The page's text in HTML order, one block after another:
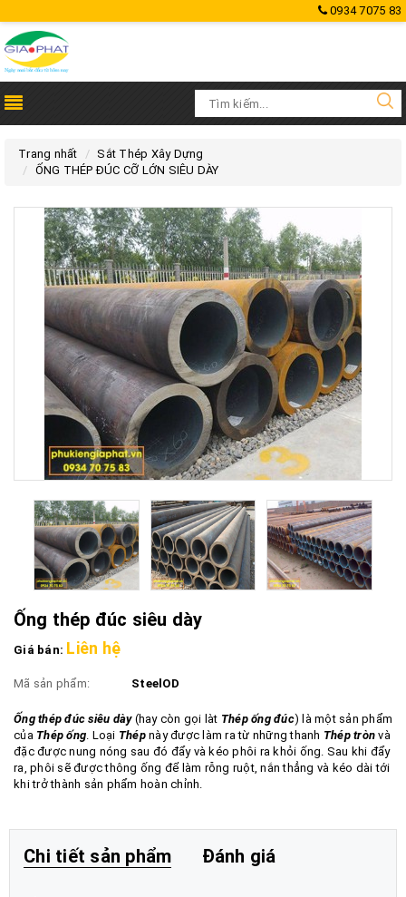
0934 7075 83
Trang nhất
Sắt Thép Xây Dựng
ỐNG THÉP ĐÚC CỠ LỚN SIÊU DÀY
Ống thép đúc siêu dày
Giá bán: Liên hệ
Mã sản phẩm: SteelOD
Ống thép đúc siêu dày(hay còn gọi làt Thép ống đúc) là một sản phẩm
của Thép ống. Loại Thépnày được làm ra từ những thanh Thép tròn và
đặc được nung nóng sau đó đẩy và kéo phôi ra khỏi ống. Sau khi đẩy
ra, phôi sẽ được thông ống để làm rỗng ruột, nắn thẳng và kéo dài tới
khi trở thành sản phẩm hoàn chỉnh.
Chi tiết sản phẩm Đánh giá